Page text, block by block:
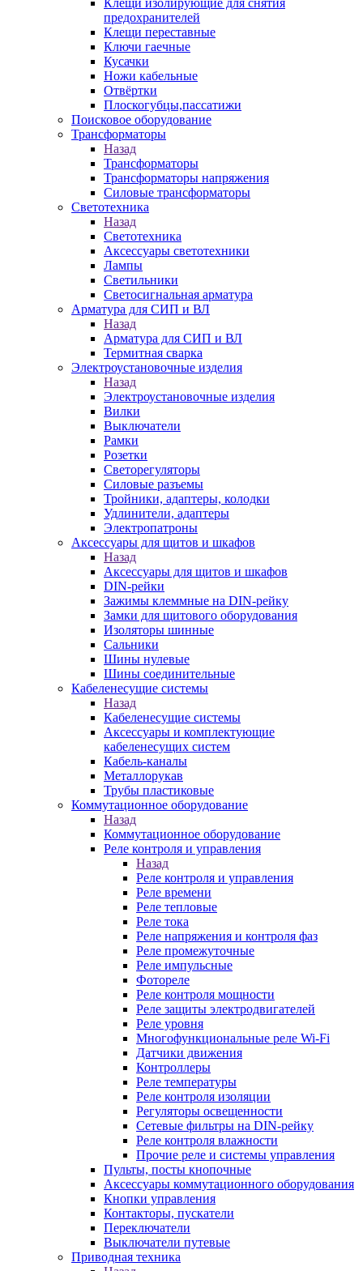
Клещи изолирующие для снятия
предохранителей
Клещи переставные
Ключи гаечные
Кусачки
Ножи кабельные
Отвёртки
Плоскогубцы,пассатижи
Поисковое оборудование
Трансформаторы
Назад
Трансформаторы
Трансформаторы напряжения
Силовые трансформаторы
Светотехника
Назад
Светотехника
Аксессуары светотехники
Лампы
Светильники
Светосигнальная арматура
Арматура для СИП и ВЛ
Назад
Арматура для СИП и ВЛ
Термитная сварка
Электроустановочные изделия
Назад
Электроустановочные изделия
Вилки
Выключатели
Рамки
Розетки
Светорегуляторы
Силовые разъемы
Тройники, адаптеры, колодки
Удлинители, адаптеры
Электропатроны
Аксессуары для щитов и шкафов
Назад
Аксессуары для щитов и шкафов
DIN-рейки
Зажимы клеммные на DIN-рейку
Замки для щитового оборудования
Изоляторы шинные
Сальники
Шины нулевые
Шины соединительные
Кабеленесущие системы
Назад
Кабеленесущие системы
Аксессуары и комплектующие
кабеленесущих систем
Кабель-каналы
Металлорукав
Трубы пластиковые
Коммутационное оборудование
Назад
Коммутационное оборудование
Реле контроля и управления
Назад
Реле контроля и управления
Реле времени
Реле тепловые
Реле тока
Реле напряжения и контроля фаз
Реле промежуточные
Реле импульсные
Фотореле
Реле контроля мощности
Реле защиты электродвигателей
Реле уровня
Многофункциональные реле Wi-Fi
Датчики движения
Контроллеры
Реле температуры
Реле контроля изоляции
Регуляторы освещенности
Сетевые фильтры на DIN-рейку
Реле контроля влажности
Прочие реле и системы управления
Пульты, посты кнопочные
Аксессуары коммутационного оборудования
Кнопки управления
Контакторы, пускатели
Переключатели
Выключатели путевые
Приводная техника